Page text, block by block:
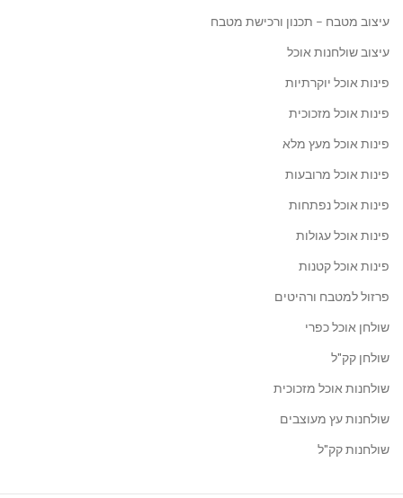
עיצוב מטבח – תכנון ורכישת מטבח
עיצוב שולחנות אוכל
פינות אוכל יוקרתיות
פינות אוכל מזכוכית
פינות אוכל מעץ מלא
פינות אוכל מרובעות
פינות אוכל נפתחות
פינות אוכל עגולות
פינות אוכל קטנות
פרזול למטבח ורהיטים
שולחן אוכל כפרי
שולחן קק"ל
שולחנות אוכל מזכוכית
שולחנות עץ מעוצבים
שולחנות קק"ל